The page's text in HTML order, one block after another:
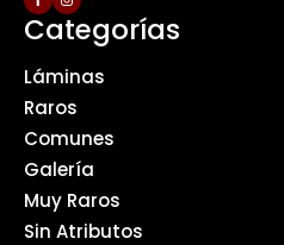
Categorías
Láminas
Raros
Comunes
Galería
Muy Raros
Sin Atributos